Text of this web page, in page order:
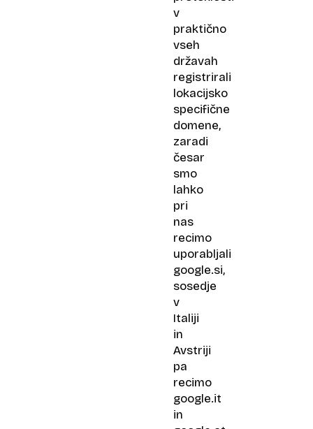
v
praktično
vseh
državah
registrirali
lokacijsko
specifične
domene,
zaradi
česar
smo
lahko
pri
nas
recimo
uporabljali
google.si,
sosedje
v
Italiji
in
Avstriji
pa
recimo
google.it
in